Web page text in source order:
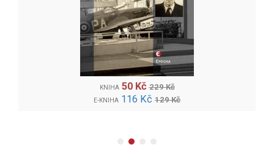
KNIHA 50 Kč 229 Kč
E-KNIHA 116 Kč 129 Kč